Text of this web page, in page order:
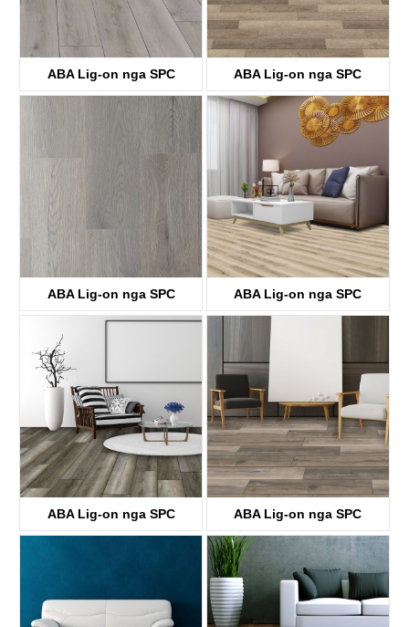
ABA Lig-on nga SPC
Flooring
ABA Lig-on nga SPC
Flooring
KTV8029
ABA Lig-on nga SPC
Flooring
ABA Lig-on nga SPC
ABA Lig-on nga SPC ABA Lig-on nga SPC
Flooring
KTV8031